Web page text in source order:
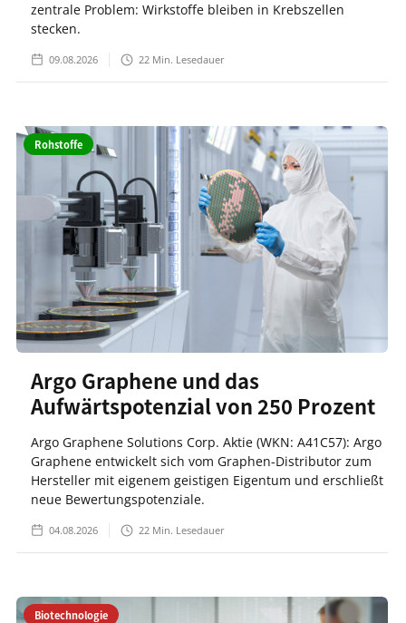
zentrale Problem: Wirkstoffe bleiben in Krebszellen
stecken.
09.08.2026 22 Min. Lesedauer
Rohstoffe
Argo Graphene und das
Aufwärtspotenzial von 250 Prozent
Argo Graphene Solutions Corp. Aktie (WKN: A41C57): Argo
Graphene entwickelt sich vom Graphen-Distributor zum
Hersteller mit eigenem geistigen Eigentum und erschließt
neue Bewertungspotenziale.
04.08.2026 22 Min. Lesedauer
Biotechnologie